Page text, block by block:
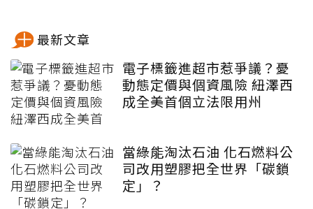
最新文章
電子標籤進超市惹爭議？憂
動態定價與個資風險 紐澤西
成全美首個立法限用州
當綠能淘汰石油 化石燃料公
司改用塑膠把全世界「碳鎖
定」？